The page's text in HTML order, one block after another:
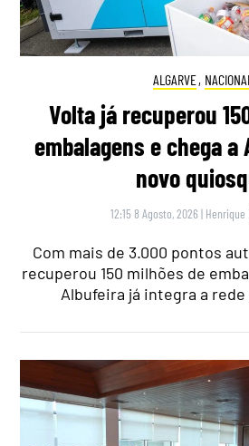
ALGARVE, NACIONAL
Volta já recuperou
embalagens e chega a
novo
12:15 8 Agosto, 2026 | Henrique
Com mais de 3.000 pontos
recuperou 150 milhões de
Albufeira já integra a